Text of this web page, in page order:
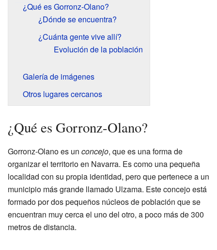
¿Qué es Gorronz-Olano?
¿Dónde se encuentra?
¿Cuánta gente vive allí?
Evolución de la población
Galería de imágenes
Otros lugares cercanos
¿Qué es Gorronz-Olano?
Gorronz-Olano es un concejo, que es una forma de
organizar el territorio en Navarra. Es como una pequeña
localidad con su propia identidad, pero que pertenece a un
municipio más grande llamado Ulzama. Este concejo está
formado por dos pequeños núcleos de población que se
encuentran muy cerca el uno del otro, a poco más de 300
metros de distancia.